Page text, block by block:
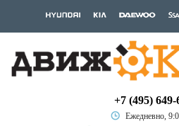
+7 (495) 649-
Ежедневно,